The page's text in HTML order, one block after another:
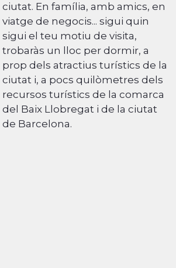
ciutat. En família, amb amics, en
viatge de negocis... sigui quin
sigui el teu motiu de visita,
trobaràs un lloc per dormir, a
prop dels atractius turístics de la
ciutat i, a pocs quilòmetres dels
recursos turístics de la comarca
del Baix Llobregat i de la ciutat
de Barcelona.